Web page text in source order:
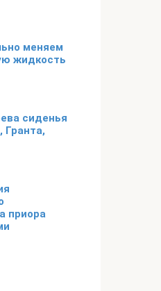
меняем
жидкость
сиденья
Гранта,
приора